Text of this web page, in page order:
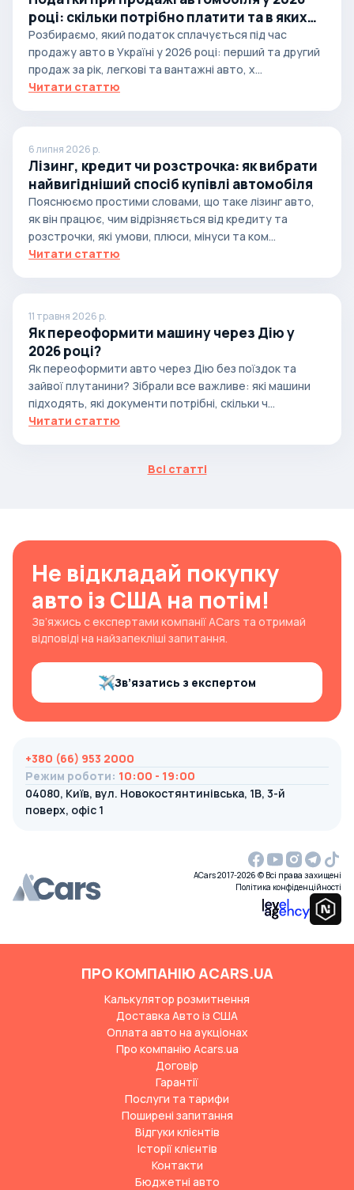
році: скільки потрібно платити та в яких
випадках
Розбираємо, який податок сплачується під час
продажу авто в Україні у 2026 році: перший та другий
продаж за рік, легкові та вантажні авто, х...
Читати статтю
6 липня 2026 р.
Лізинг, кредит чи розстрочка: як вибрати
найвигідніший спосіб купівлі автомобіля
Пояснюємо простими словами, що таке лізинг авто,
як він працює, чим відрізняється від кредиту та
розстрочки, які умови, плюси, мінуси та ком...
Читати статтю
11 травня 2026 р.
Як переоформити машину через Дію у
2026 році?
Як переоформити авто через Дію без поїздок та
зайвої плутанини? Зібрали все важливе: які машини
підходять, які документи потрібні, скільки ч...
Читати статтю
Всі статті
Не відкладай покупку
авто із США на потім!
Зв’яжись с експертами компанії ACars та отримай
відповіді на найзапекліші запитання.
Зв’язатись з експертом
+380 (66) 953 2000
Режим роботи: 10:00 - 19:00
04080, Київ, вул. Новокостянтинівська, 1В, 3-й
поверх, офіс 1
ACars 2017-2026 © Всі права захищені
Політика конфіденційності
ПРО КОМПАНІЮ ACARS.UA
Калькулятор розмитнення
Доставка Авто із США
Оплата авто на аукціонах
Про компанію Acars.ua
Договір
Гарантії
Послуги та тарифи
Поширені запитання
Відгуки клієнтів
Історії клієнтів
Контакти
Бюджетні авто